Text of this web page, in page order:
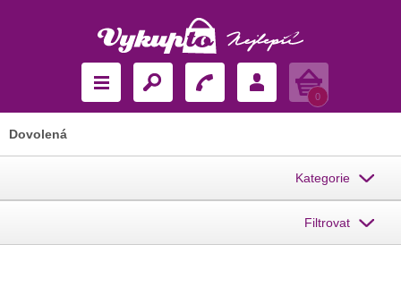
Košík
0
Dovolená
Kategorie
Filtrovat